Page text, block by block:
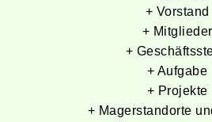
+ Vorstand
+ Mitglieder
+
+ Aufgabe
+ Projekte
+ Magerstandorte